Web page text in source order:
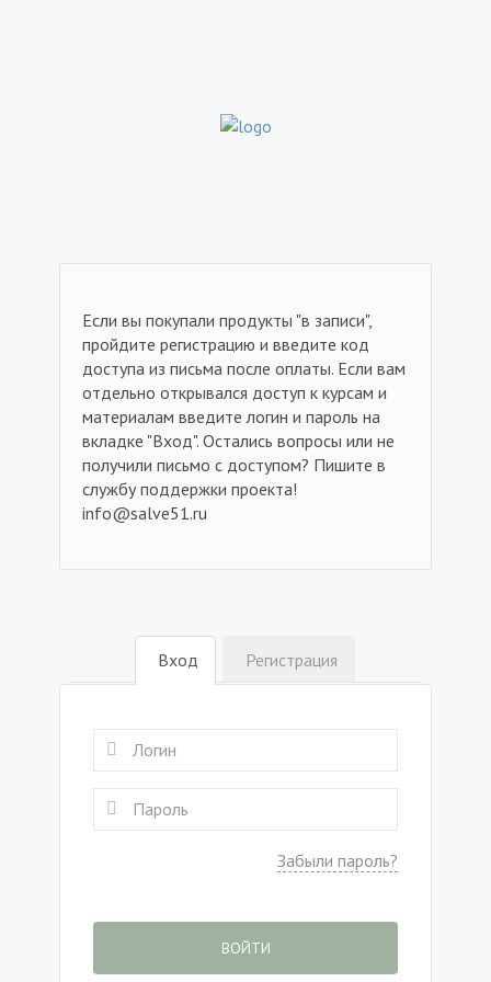
Если вы покупали продукты "в записи",
пройдите регистрацию и введите код
доступа из письма после оплаты. Если вам
отдельно открывался доступ к курсам и
материалам введите логин и пароль на
вкладке "Вход". Остались вопросы или не
получили письмо с доступом? Пишите в
службу поддержки проекта!
info@salve51.ru
Вход Регистрация
Забыли пароль?
ВОЙТИ